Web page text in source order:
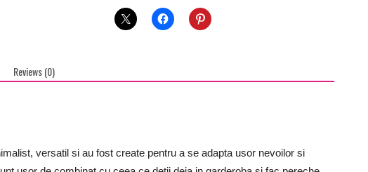
blog
Reviews (0)
versatil si au fost create pentru a se adapta usor nevoilor si